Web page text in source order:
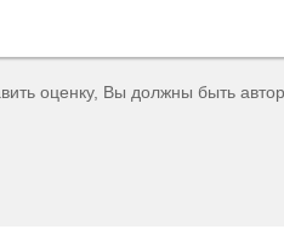
оценку, Вы должны быть